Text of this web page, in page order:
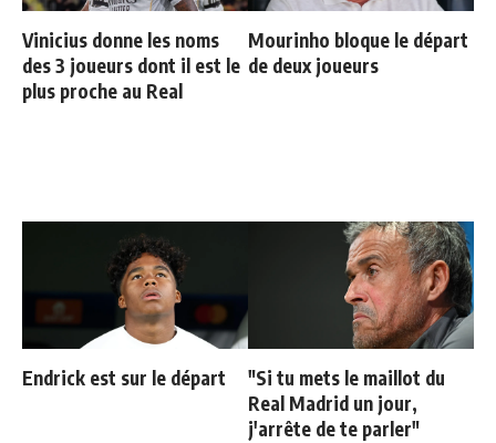
Vinicius donne les noms
des 3 joueurs dont il est le
plus proche au Real
Mourinho bloque le départ
de deux joueurs
Endrick est sur le départ
"Si tu mets le maillot du
Real Madrid un jour,
j'arrête de te parler"